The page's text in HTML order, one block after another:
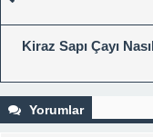
Kiraz Sapı Çayı
Yorumlar